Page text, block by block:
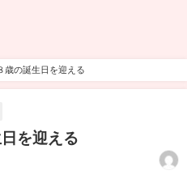
歳の誕生日を迎える
を迎える